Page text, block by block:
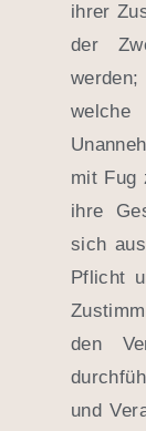
ihrer
der
welche
mit Fug
ihre
sich
Pflicht
den
und